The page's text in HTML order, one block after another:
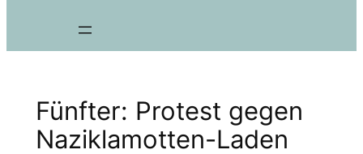
Fünfter: Protest gegen
Naziklamotten-Laden